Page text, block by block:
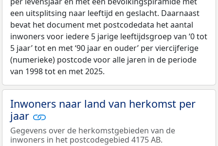
een uitsplitsing naar leeftijd en geslacht. Daarnaast
bevat het document met postcodedata het aantal
inwoners voor iedere 5 jarige leeftijdsgroep van ‘0 tot
5 jaar’ tot en met ‘90 jaar en ouder’ per viercijferige
(numerieke) postcode voor alle jaren in de periode
van 1998 tot en met 2025.
Inwoners naar land van herkomst per
jaar
Gegevens over de herkomstgebieden van de
inwoners in het postcodegebied 4175 AB.